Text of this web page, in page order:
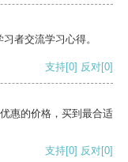
者交流学习心得。
支持[0] 反对[0]
惠的价格，买到最合适
支持[0] 反对[0]